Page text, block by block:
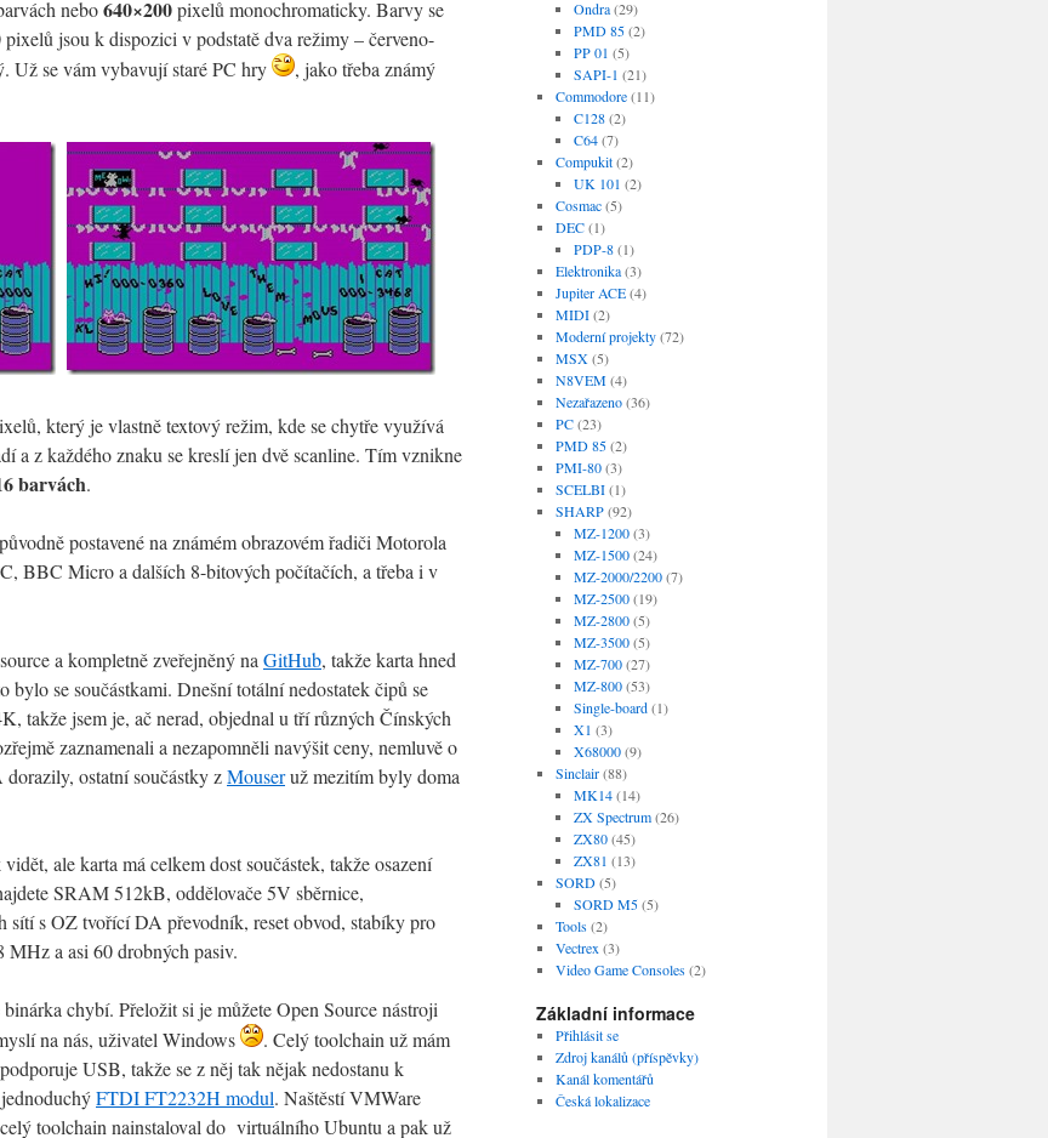
nebo640×200pixelů monochromaticky. Barvy se
jsou k dispozici v podstatě dva režimy – červeno-
Už se vám vybavují staré PC hry
, jako třeba známý
který je vlastně textový režim, kde se chytře využívá
a z každého znaku se kreslí jen dvě scanline. Tím vznikne
barvách.
postavené na známém obrazovém řadiči Motorola
BBC Micro a dalších 8-bitových počítačích, a třeba i v
a kompletně zveřejněný na GitHub, takže karta hned
bylo se součástkami. Dnešní totální nedostatek čipů se
takže jsem je, ač nerad, objednal u tří různých Čínských
zaznamenali a nezapomněli navýšit ceny, nemluvě o
ostatní součástky zMouseruž mezitím byly doma
ale karta má celkem dost součástek, takže osazení
SRAM 512kB, oddělovače 5V sběrnice,
sítí s OZ tvořící DA převodník, reset obvod, stabíky pro
a asi 60 drobných pasiv.
chybí. Přeložit si je můžete Open Source nástroji
na nás, uživatel Windows
. Celý toolchain už mám
USB, takže se z něj tak nějak nedostanu k
FTDI FT2232H modul. Naštěstí VMWare
toolchain nainstaloval do virtuálního Ubuntu a pak už
Ondra(29)
PMD 85(2)
PP 01 (5)
SAPI-1 (21)
Commodore(11)
C128(2)
C64(7)
Compukit(2)
UK 101 (2)
Cosmac(5)
DEC(1)
PDP-8(1)
Elektronika(3)
Jupiter ACE(4)
MIDI(2)
Moderní projekty(72)
MSX(5)
N8VEM(4)
Nezařazeno(36)
PC(23)
PMD 85(2)
PMI-80(3)
SCELBI(1)
SHARP(92)
MZ-1200(3)
MZ-1500(24)
MZ-2000/2200(7)
MZ-2500(19)
MZ-2800(5)
MZ-3500(5)
MZ-700(27)
MZ-800(53)
Single-board(1)
X1 (3)
X68000(9)
Sinclair(88)
MK14(14)
ZX Spectrum(26)
ZX80(45)
ZX81 (13)
SORD(5)
SORD M5(5)
Tools(2)
Vectrex (3)
Video Game Consoles(2)
Základní informace
Přihlásit se
Zdroj kanálů (příspěvky)
Kanál komentářů
Česká lokalizace